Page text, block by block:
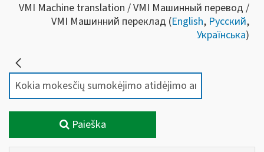
VMI Machine translation / VMI Машинный перевод /
VMI Машинний переклад (English, Русский,
Українська)
Paieška